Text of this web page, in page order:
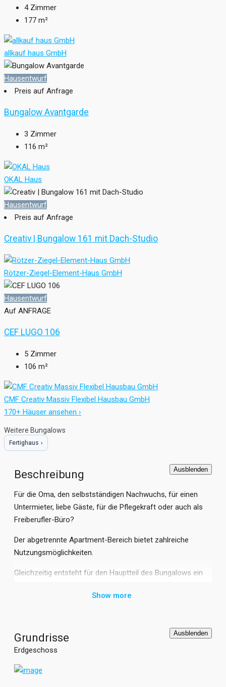
4 Zimmer
177 m²
allkauf haus GmbH
Hausentwurf
Preis auf Anfrage
Bungalow Avantgarde
3 Zimmer
116 m²
OKAL Haus
Hausentwurf
Preis auf Anfrage
Creativ | Bungalow 161 mit Dach-Studio
Rötzer-Ziegel-Element-Haus GmbH
Hausentwurf
Auf ANFRAGE
CEF LUGO 106
5 Zimmer
106 m²
CMF Creativ Massiv Flexibel Hausbau GmbH
170+ Häuser ansehen ›
Weitere Bungalows
Fertighaus ›
Beschreibung Ausblenden
Für die Oma, den selbstständigen Nachwuchs, für einen
Untermieter, liebe Gäste, für die Pflegekraft oder auch als
Freiberufler-Büro?
Der abgetrennte Apartment-Bereich bietet zahlreiche
Nutzungsmöglichkeiten.
Gleichzeitig entsteht für den Hauptteil des Bungalows ein
Show more
Grundrisse Ausblenden
Erdgeschoss